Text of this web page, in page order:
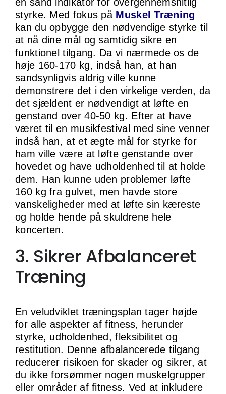
styrke. Med fokus på Muskel Træning
kan du opbygge den nødvendige styrke til
at nå dine mål og samtidig sikre en
funktionel tilgang. Da vi nærmede os de
høje 160-170 kg, indså han, at han
sandsynligvis aldrig ville kunne
demonstrere det i den virkelige verden, da
det sjældent er nødvendigt at løfte en
genstand over 40-50 kg. Efter at have
været til en musikfestival med sine venner
indså han, at et ægte mål for styrke for
ham ville være at løfte genstande over
hovedet og have udholdenhed til at holde
dem. Han kunne uden problemer løfte
160 kg fra gulvet, men havde store
vanskeligheder med at løfte sin kæreste
og holde hende på skuldrene hele
koncerten.
3. Sikrer Afbalanceret
Træning
En veludviklet træningsplan tager højde
for alle aspekter af fitness, herunder
styrke, udholdenhed, fleksibilitet og
restitution. Denne afbalancerede tilgang
reducerer risikoen for skader og sikrer, at
du ikke forsømmer nogen muskelgrupper
eller områder af fitness. Ved at inkludere